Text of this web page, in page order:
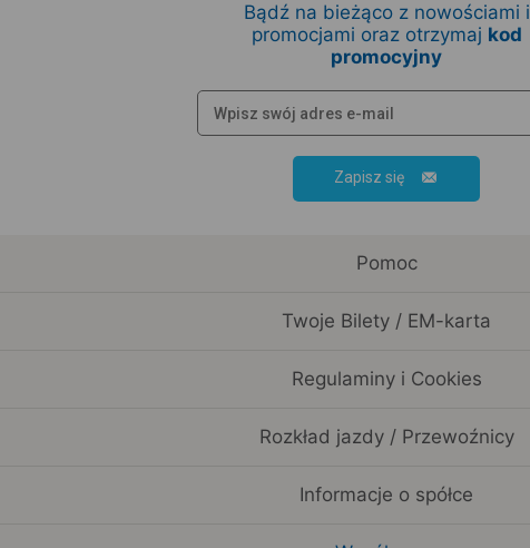
Bądź na bieżąco z nowościami i
promocjami oraz otrzymaj kod
promocyjny
Zapisz się
Pomoc
Twoje Bilety / EM-karta
Regulaminy i Cookies
Rozkład jazdy / Przewoźnicy
Informacje o spółce